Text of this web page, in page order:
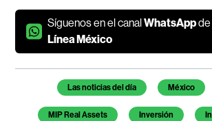
Síguenos en el canalWhatsApp
Línea México
Temas de este artículo
Las noticias del día México
MIP Real Assets Inversión